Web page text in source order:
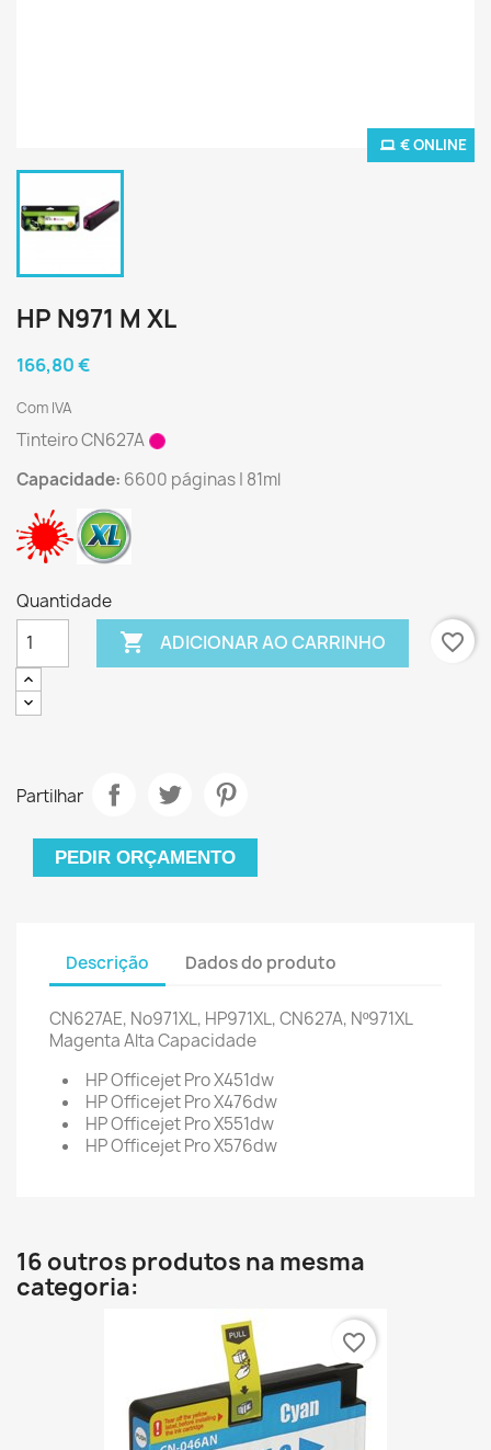
€ ONLINE
HP N971 M XL
166,80 €
Com IVA
Tinteiro CN627A
Capacidade: 6600 páginas | 81ml
Quantidade
 ADICIONAR AO CARRINHO favorite_border
Partilhar
PEDIR ORÇAMENTO
Descrição Dados do produto
CN627AE, No971XL, HP971XL, CN627A, Nº971XL
Magenta Alta Capacidade
HP Officejet Pro X451dw
HP Officejet Pro X476dw
HP Officejet Pro X551dw
HP Officejet Pro X576dw
16 outros produtos na mesma
categoria:
favorite_border